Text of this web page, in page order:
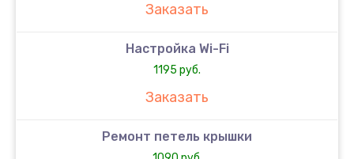
Заказать
Настройка Wi-Fi
1195 руб.
Заказать
Ремонт петель крышки